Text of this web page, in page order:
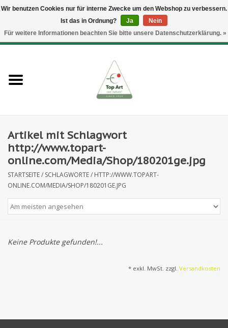
/BGN/DKK /ISK/NOK
0 Artikel - €--,--
Neues
Blumenzubehör
Kunstblumen
Artikel mit Schlagwort
http://www.topart-
online.com/Media/Shop/180201ge.jpg
STARTSEITE/ SCHLAGWORTE/ HTTP://WWW.TOPART-
ONLINE.COM/MEDIA/SHOP/180201GE.JPG
Keine Produkte gefunden!...
* exkl. MwSt. zzgl. Versandkosten
Wir benutzen Cookies nur für interne Zwecke um den Webshop zu verbessern.
Ist das in Ordnung?
Ja
Nein
Für weitere Informationen beachten Sie bitte unsere Datenschutzerklärung. »